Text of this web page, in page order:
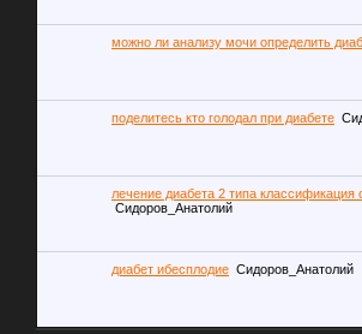
можно ли анализу мочи определить
поделитесь кто голодал при диабете
лечение диабета 2 типа
Сидоров_Анатолий
диабет ибесплодие Сидоров_Анатолий